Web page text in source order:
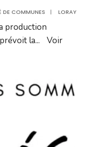
COMMUNES | LORAY
production
la...
Voir